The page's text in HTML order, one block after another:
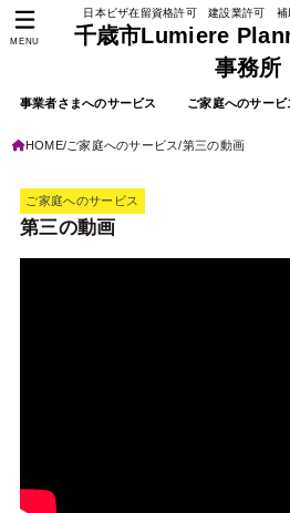
日本ビザ在留資格許可 建設業許可
千歳市Lumiere
事務所
事業者さまへのサービス ご家庭へのサービ
MENU
HOME ご家庭へのサービス 第三の動画
ご家庭へのサービス
第三の動画